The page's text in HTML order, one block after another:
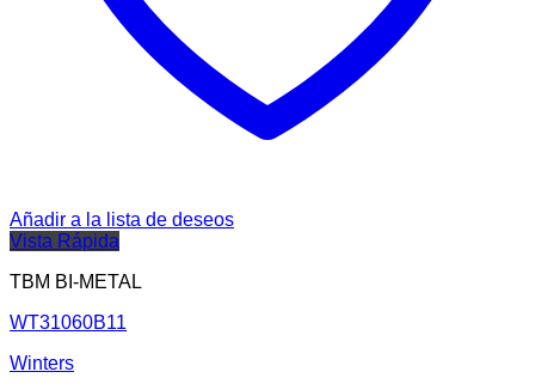
Añadir a la lista de deseos
Vista Rápida
TBM BI-METAL
WT31060B11
Winters